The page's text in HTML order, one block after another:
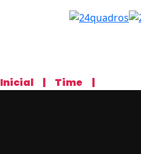
Inicial | Time |